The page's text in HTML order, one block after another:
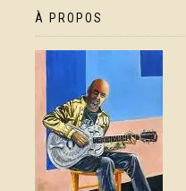
À PROPOS